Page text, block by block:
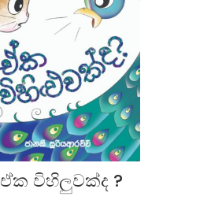
ඒක විහිලුවක්ද ?